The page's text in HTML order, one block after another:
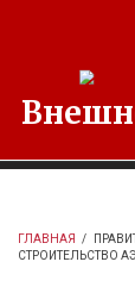
ГЛАВНАЯ /
СТРОИТЕЛЬСТВО